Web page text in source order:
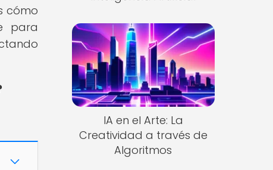
cómo
para
IA en el Arte: La
Creatividad a través de
Algoritmos